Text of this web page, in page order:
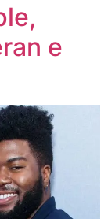
e